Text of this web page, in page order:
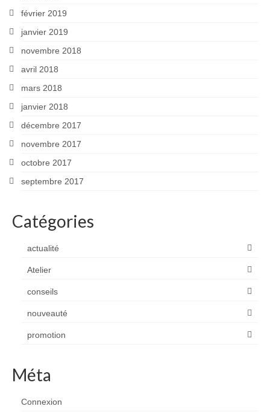
février 2019
janvier 2019
novembre 2018
avril 2018
mars 2018
janvier 2018
décembre 2017
novembre 2017
octobre 2017
septembre 2017
Catégories
actualité
Atelier
conseils
nouveauté
promotion
Méta
Connexion